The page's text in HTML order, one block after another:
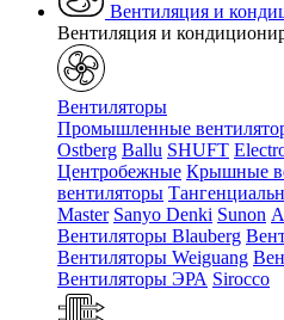
Вентиляция и
Вентиляция и
Вентиляторы
Промышленные
Ostberg Ballu SHUFT
Центробежные Крышные
вентиляторы
Master Sanyo Denki Sunon
Вентиляторы Blauberg
Вентиляторы Weiguang
Вентиляторы ЭРА Sirocco